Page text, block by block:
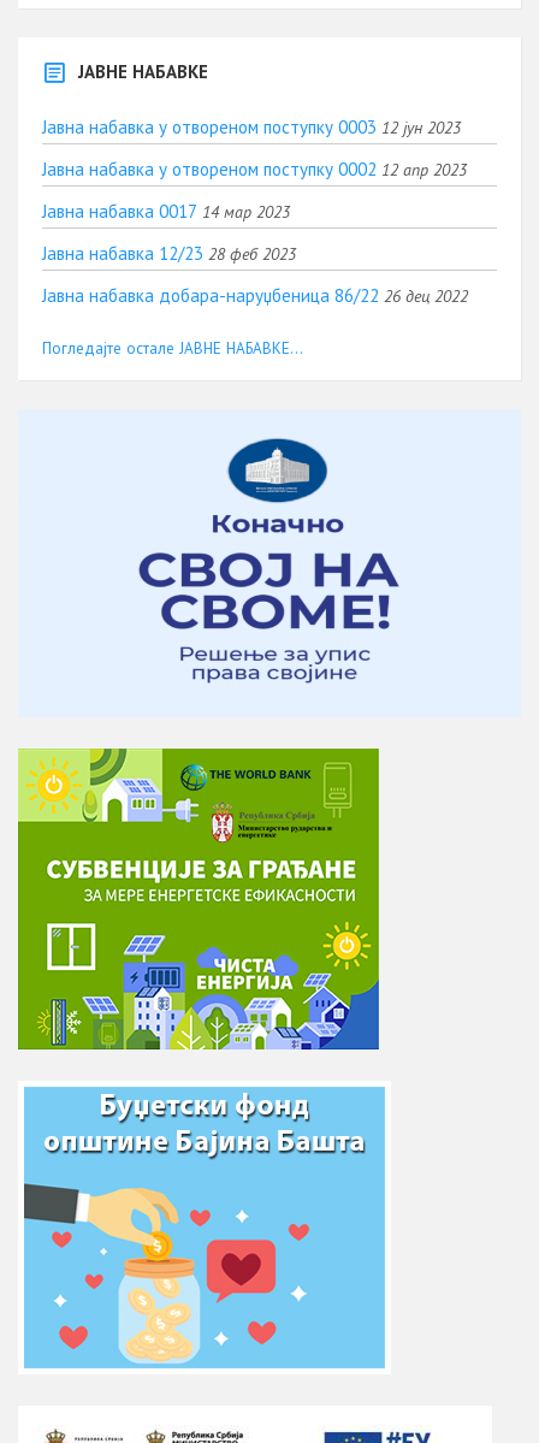
ЈАВНЕ НАБАВКЕ
Јавна набавка у отвореном поступку 0003 12 јун 2023
Јавна набавка у отвореном поступку 0002 12 апр 2023
Јавна набавка 0017 14 мар 2023
Јавна набавка 12/23 28 феб 2023
Јавна набавка добара-наруџбеница 86/22 26 дец 2022
Погледајте остале ЈАВНЕ НАБАВКЕ...